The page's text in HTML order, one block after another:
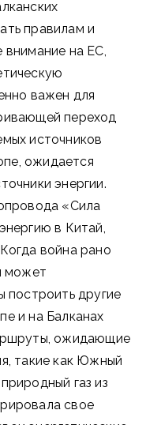
правилам и
внимание на ЕС,
важен для
переход
источников
ожидается
энергии.
«Сила
в Китай,
война рано
может
построить другие
и на Балканах
ожидающие
такие как Южный
газ из
свое